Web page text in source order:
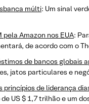
múlti: Um sinal
Amazon nos EUA:
de acordo com o
de bancos globais
jatos particulares e
de liderança
US $ 1,7 trilhão e um